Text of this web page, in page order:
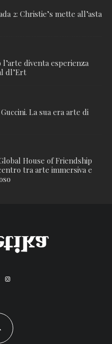
2: Christie’s mette all’asta
l’arte diventa esperienza
dl’Ert
La sua era arte di
House of Friendship
tra arte immersiva e